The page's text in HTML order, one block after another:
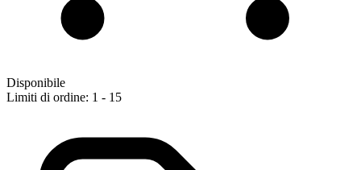
Disponibile
Limiti di ordine: 1 - 15